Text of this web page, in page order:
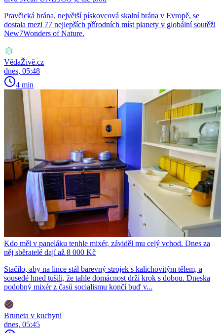
Pravčická brána, největší pískovcová skalní brána v Evropě, se
dostala mezi 77 nejlepších přírodních míst planety v globální soutěži
New7Wonders of Nature.
VědaŽivě.cz
dnes, 05:48
4 min
Kdo měl v paneláku tenhle mixér, záviděl mu celý vchod. Dnes za
něj sběratelé dají až 8 000 Kč
Stačilo, aby na lince stál barevný strojek s kalichovitým tělem, a
sousedé hned tušili, že tahle domácnost drží krok s dobou. Dneska
podobný mixér z časů socialismu končí buď v...
Bruneta v kuchyni
dnes, 05:45